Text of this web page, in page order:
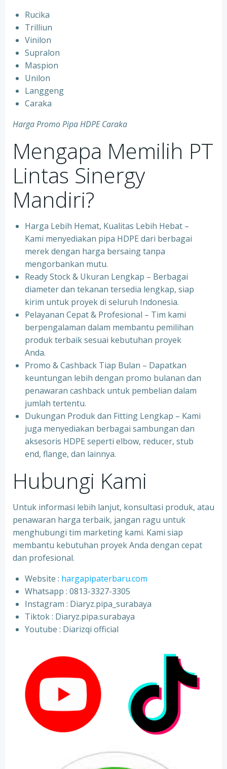
Rucika
Trilliun
Vinilon
Supralon
Maspion
Unilon
Langgeng
Caraka
Harga Promo Pipa HDPE Caraka
Mengapa Memilih PT
Lintas Sinergy
Mandiri?
Harga Lebih Hemat, Kualitas Lebih Hebat –
Kami menyediakan pipa HDPE dari berbagai
merek dengan harga bersaing tanpa
mengorbankan mutu.
Ready Stock & Ukuran Lengkap – Berbagai
diameter dan tekanan tersedia lengkap, siap
kirim untuk proyek di seluruh Indonesia.
Pelayanan Cepat & Profesional – Tim kami
berpengalaman dalam membantu pemilihan
produk terbaik sesuai kebutuhan proyek
Anda.
Promo & Cashback Tiap Bulan – Dapatkan
keuntungan lebih dengan promo bulanan dan
penawaran cashback untuk pembelian dalam
jumlah tertentu.
Dukungan Produk dan Fitting Lengkap – Kami
juga menyediakan berbagai sambungan dan
aksesoris HDPE seperti elbow, reducer, stub
end, flange, dan lainnya.
Hubungi Kami
Untuk informasi lebih lanjut, konsultasi produk, atau
penawaran harga terbaik, jangan ragu untuk
menghubungi tim marketing kami. Kami siap
membantu kebutuhan proyek Anda dengan cepat
dan profesional.
Website : hargapipaterbaru.com
Whatsapp : 0813-3327-3305
⁠Instagram : Diaryz.pipa_surabaya
⁠Tiktok : Diaryz.pipa.surabaya
⁠Youtube : Diarizqi official